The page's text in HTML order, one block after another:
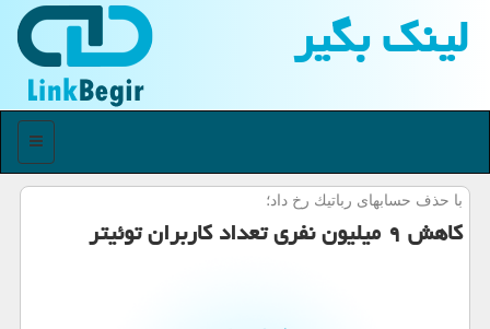
لینك بگیر
منو
با حذف حسابهای رباتیك رخ داد؛
كاهش ۹ میلیون نفری تعداد كاربران توئیتر